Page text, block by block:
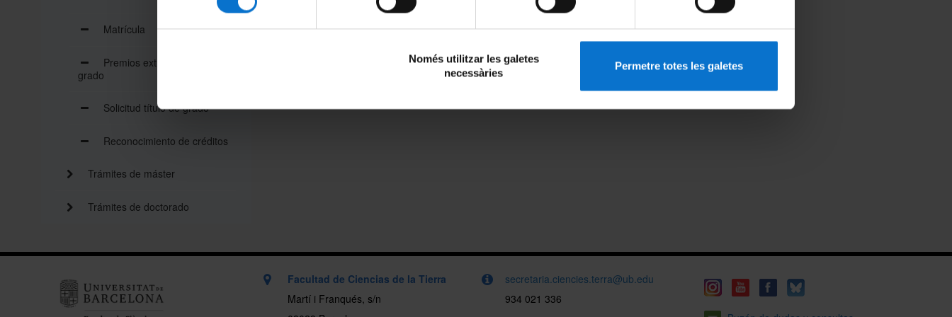
Només utilitzar les galetes
necessàries
Permetre totes les galetes
Matrícula
Premios extraordinarios de
grado
Solicitud título de grado
Reconocimiento de créditos
Trámites de máster
Trámites de doctorado
Facultad de Ciencias de la Tierra
Martí i Franqués, s/n
secretaria.ciencies.terra@ub.edu
934 021 336